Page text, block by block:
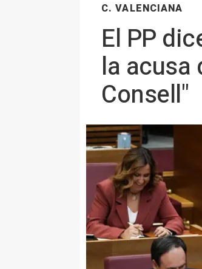
C. VALENCIANA
El PP
la acusa
Consell"